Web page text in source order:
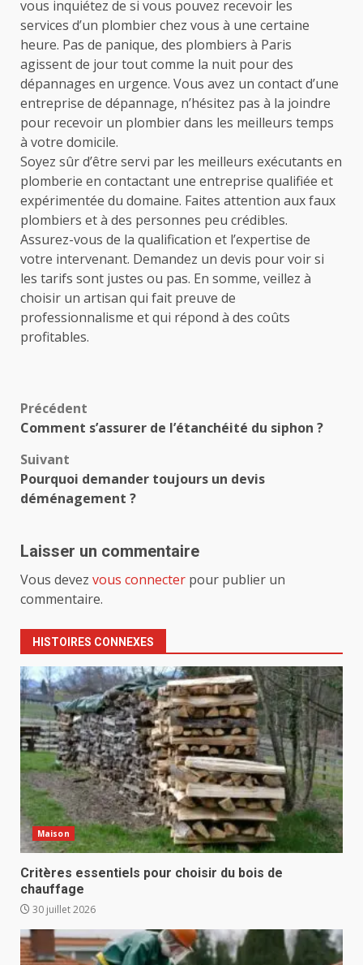
vous inquiétez de si vous pouvez recevoir les
services d’un plombier chez vous à une certaine
heure. Pas de panique, des plombiers à Paris
agissent de jour tout comme la nuit pour des
dépannages en urgence. Vous avez un contact d’une
entreprise de dépannage, n’hésitez pas à la joindre
pour recevoir un plombier dans les meilleurs temps
à votre domicile.
Soyez sûr d’être servi par les meilleurs exécutants en
plomberie en contactant une entreprise qualifiée et
expérimentée du domaine. Faites attention aux faux
plombiers et à des personnes peu crédibles.
Assurez-vous de la qualification et l’expertise de
votre intervenant. Demandez un devis pour voir si
les tarifs sont justes ou pas. En somme, veillez à
choisir un artisan qui fait preuve de
professionnalisme et qui répond à des coûts
profitables.
Navigation
Précédent
Comment s’assurer de l’étanchéité du siphon ?
Suivant
Pourquoi demander toujours un devis
déménagement ?
Laisser un commentaire
Vous devez vous connecter pour publier un
commentaire.
HISTOIRES CONNEXES
Maison
Critères essentiels pour choisir du bois de
chauffage
30 juillet 2026